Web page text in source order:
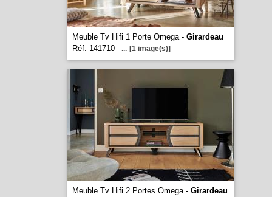
Meuble Tv Hifi 1 Porte Omega - Girardeau
Réf. 141710
... [1 image(s)]
Meuble Tv Hifi 2 Portes Omega - Girardeau